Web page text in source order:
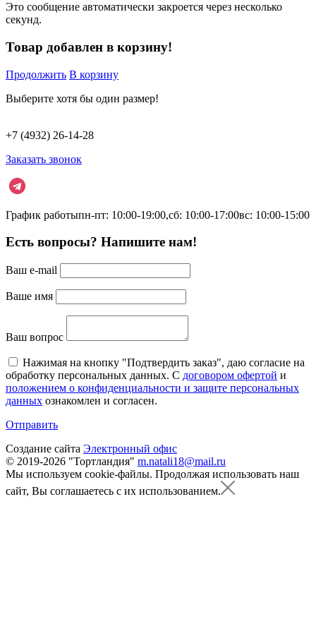
Это сообщение автоматически закроется через несколько
секунд.
Товар добавлен в корзину!
Продолжить В корзину
Выберите хотя бы один размер!
+7 (4932) 26-14-28
Заказать звонок
График работыпн-пт: 10:00-19:00,сб: 10:00-17:00вс: 10:00-15:00
Есть вопросы? Напишите нам!
Ваш e-mail
Ваше имя
Ваш вопрос
Нажимая на кнопку "Подтвердить заказ", даю согласие на
обработку персональных данных. С договором офертой и
положением о конфиденциальности и защите персональных
данных ознакомлен и согласен.
Отправить
Создание сайта Электронный офис
© 2019-2026 "Тортландия" m.natali18@mail.ru
Мы используем cookie-файлы. Продолжая использовать наш
сайт, Вы соглашаетесь с их использованием.